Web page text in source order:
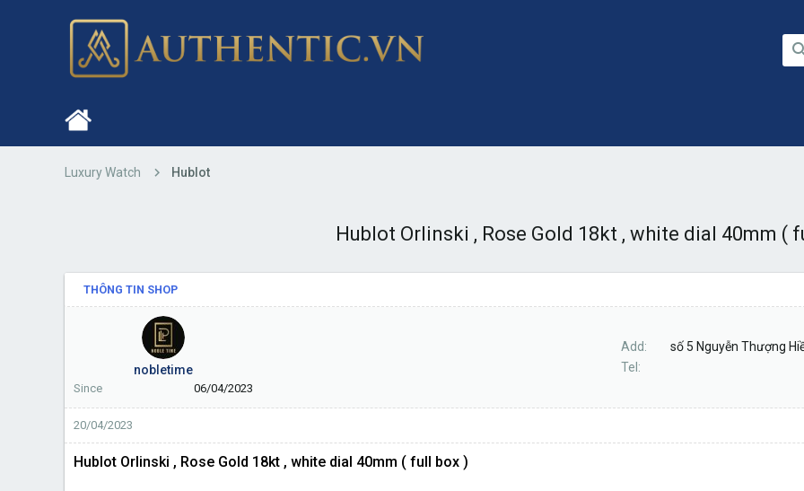
Luxury Watch Hublot
Hublot Orlinski , Rose Gold 18kt , white dial 40mm (
THÔNG TIN SHOP
nobletime
Since 06/04/2023
Add
số 5 Nguyễn Thượng
Tel
20/04/2023
Hublot Orlinski , Rose Gold 18kt , white dial 40mm ( full box )